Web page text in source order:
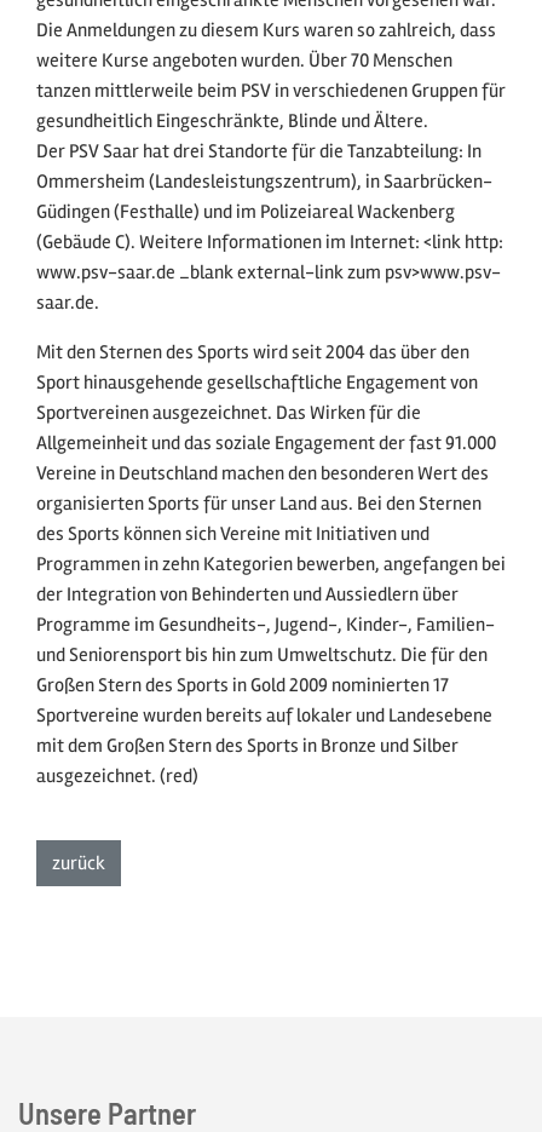
Die Anmeldungen zu diesem Kurs waren so zahlreich, dass
weitere Kurse angeboten wurden. Über 70 Menschen
tanzen mittlerweile beim PSV in verschiedenen Gruppen für
gesundheitlich Eingeschränkte, Blinde und Ältere.
Der PSV Saar hat drei Standorte für die Tanzabteilung: In
Ommersheim (Landesleistungszentrum), in Saarbrücken-
Güdingen (Festhalle) und im Polizeiareal Wackenberg
(Gebäude C). Weitere Informationen im Internet: <link http:
www.psv-saar.de _blank external-link zum psv>www.psv-
saar.de.
Mit den Sternen des Sports wird seit 2004 das über den
Sport hinausgehende gesellschaftliche Engagement von
Sportvereinen ausgezeichnet. Das Wirken für die
Allgemeinheit und das soziale Engagement der fast 91.000
Vereine in Deutschland machen den besonderen Wert des
organisierten Sports für unser Land aus. Bei den Sternen
des Sports können sich Vereine mit Initiativen und
Programmen in zehn Kategorien bewerben, angefangen bei
der Integration von Behinderten und Aussiedlern über
Programme im Gesundheits-, Jugend-, Kinder-, Familien-
und Seniorensport bis hin zum Umweltschutz. Die für den
Großen Stern des Sports in Gold 2009 nominierten 17
Sportvereine wurden bereits auf lokaler und Landesebene
mit dem Großen Stern des Sports in Bronze und Silber
ausgezeichnet. (red)
zurück
Unsere Partner